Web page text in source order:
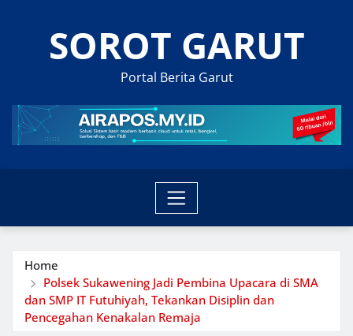
SOROT GARUT
Portal Berita Garut
Home
Polsek Sukawening Jadi Pembina Upacara di SMA
dan SMP IT Futuhiyah, Tekankan Disiplin dan
Pencegahan Kenakalan Remaja